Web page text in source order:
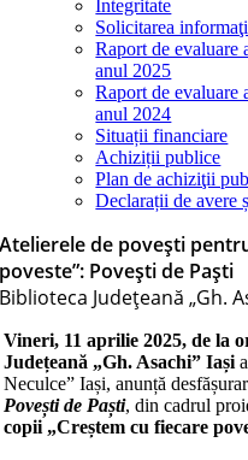
Integritate
Solicitarea
Raport de
anul 2025
Raport de
anul 2024
Situații financiare
Achiziții publice
Plan de achiziţii
Declarații de avere
Atelierele de povești
poveste”: Povești de Paști
Biblioteca Judeţeană „Gh.
Vineri, 11 aprilie 2025, de la
Județeană „Gh. Asachi” Iași
Neculce” Iași, anunță
Povești de Paști, din cadrul
copii „Creștem cu fiecare